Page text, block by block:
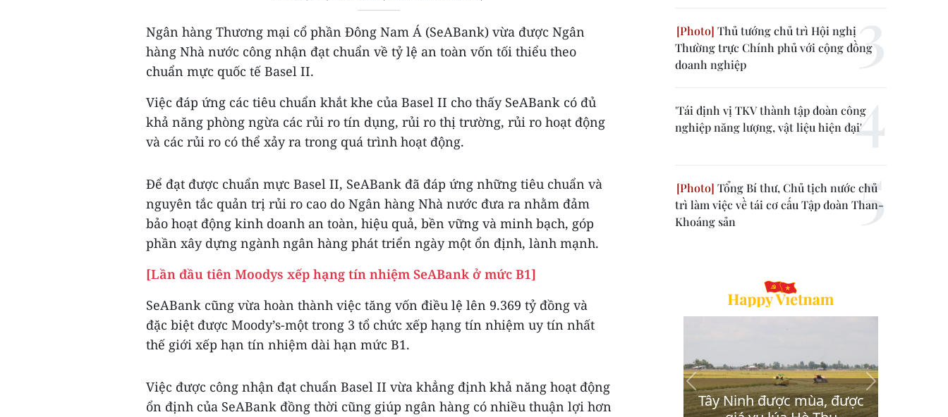
Ngân hàng Thương mại cổ phần Đông Nam Á (SeABank) vừa được Ngân
hàng Nhà nước công nhận đạt chuẩn về tỷ lệ an toàn vốn tối thiểu theo
chuẩn mực quốc tế Basel II.
Việc đáp ứng các tiêu chuẩn khắt khe của Basel II cho thấy SeABank có đủ
khả năng phòng ngừa các rủi ro tín dụng, rủi ro thị trường, rủi ro hoạt động
và các rủi ro có thể xảy ra trong quá trình hoạt động.
Để đạt được chuẩn mực Basel II, SeABank đã đáp ứng những tiêu chuẩn và
nguyên tắc quản trị rủi ro cao do Ngân hàng Nhà nước đưa ra nhằm đảm
bảo hoạt động kinh doanh an toàn, hiệu quả, bền vững và minh bạch, góp
phần xây dựng ngành ngân hàng phát triển ngày một ổn định, lành mạnh.
[Lần đầu tiên Moodys xếp hạng tín nhiệm SeABank ở mức B1]
SeABank cũng vừa hoàn thành việc tăng vốn điều lệ lên 9.369 tỷ đồng và
đặc biệt được Moody’s-một trong 3 tổ chức xếp hạng tín nhiệm uy tín nhất
thế giới xếp hạn tín nhiệm dài hạn mức B1.
Việc được công nhận đạt chuẩn Basel II vừa khẳng định khả năng hoạt động
ổn định của SeABank đồng thời cũng giúp ngân hàng có nhiều thuận lợi hơn
Thủ tướng chủ trì Hội nghị
Thường trực Chính phủ với cộng đồng
doanh nghiệp
'Tái định vị TKV thành tập đoàn công
nghiệp năng lượng, vật liệu hiện đại'
Tổng Bí thư, Chủ tịch nước chủ
trì làm việc về tái cơ cấu Tập đoàn Than-
Khoáng sản